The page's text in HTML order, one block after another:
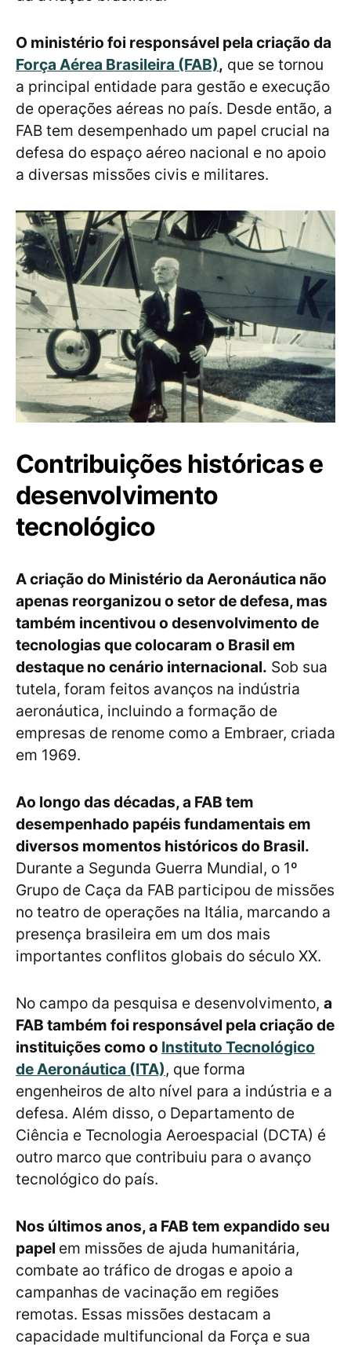
O ministério foi responsável pela criação da
Força Aérea Brasileira (FAB), que se tornou
a principal entidade para gestão e execução
de operações aéreas no país. Desde então, a
FAB tem desempenhado um papel crucial na
defesa do espaço aéreo nacional e no apoio
a diversas missões civis e militares.
Contribuições históricas e
desenvolvimento
tecnológico
A criação do Ministério da Aeronáutica não
apenas reorganizou o setor de defesa, mas
também incentivou o desenvolvimento de
tecnologias que colocaram o Brasil em
destaque no cenário internacional. Sob sua
tutela, foram feitos avanços na indústria
aeronáutica, incluindo a formação de
empresas de renome como a Embraer, criada
em 1969.
Ao longo das décadas, a FAB tem
desempenhado papéis fundamentais em
diversos momentos históricos do Brasil.
Durante a Segunda Guerra Mundial, o 1º
Grupo de Caça da FAB participou de missões
no teatro de operações na Itália, marcando a
presença brasileira em um dos mais
importantes conflitos globais do século XX.
No campo da pesquisa e desenvolvimento, a
FAB também foi responsável pela criação de
instituições como o Instituto Tecnológico
de Aeronáutica (ITA), que forma
engenheiros de alto nível para a indústria e a
defesa. Além disso, o Departamento de
Ciência e Tecnologia Aeroespacial (DCTA) é
outro marco que contribuiu para o avanço
tecnológico do país.
Nos últimos anos, a FAB tem expandido seu
papel em missões de ajuda humanitária,
combate ao tráfico de drogas e apoio a
campanhas de vacinação em regiões
remotas. Essas missões destacam a
capacidade multifuncional da Força e sua